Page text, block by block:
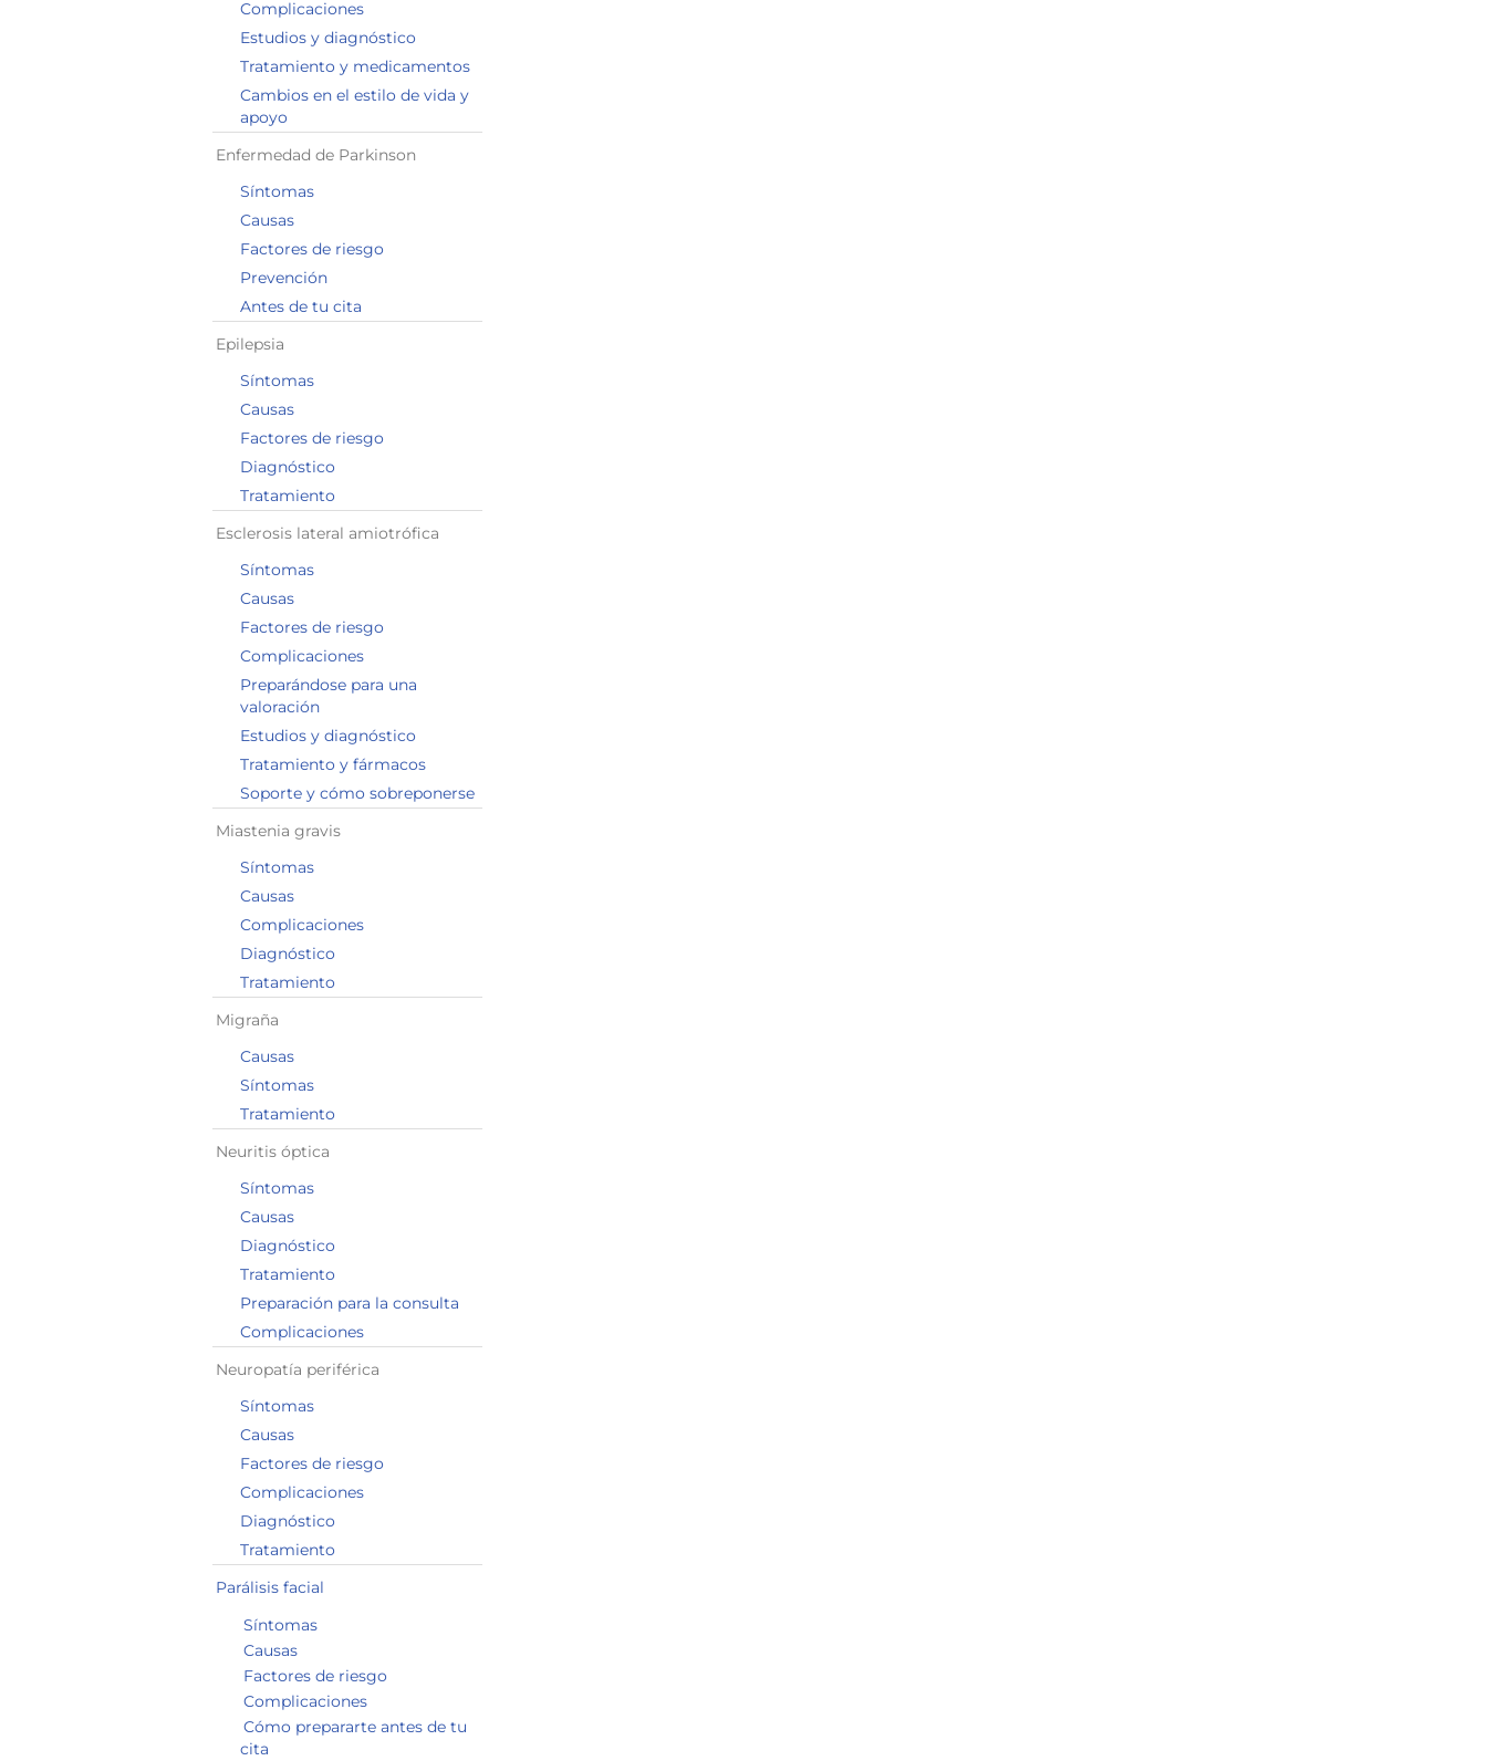
Complicaciones
Estudios y diagnóstico
Tratamiento y medicamentos
Cambios en el estilo de vida y
apoyo
Enfermedad de Parkinson
Síntomas
Causas
Factores de riesgo
Prevención
Antes de tu cita
Epilepsia
Síntomas
Causas
Factores de riesgo
Diagnóstico
Tratamiento
Esclerosis lateral amiotrófica
Síntomas
Causas
Factores de riesgo
Complicaciones
Preparándose para una
valoración
Estudios y diagnóstico
Tratamiento y fármacos
Soporte y cómo sobreponerse
Miastenia gravis
Síntomas
Causas
Complicaciones
Diagnóstico
Tratamiento
Migraña
Causas
Síntomas
Tratamiento
Neuritis óptica
Síntomas
Causas
Diagnóstico
Tratamiento
Preparación para la consulta
Complicaciones
Neuropatía periférica
Síntomas
Causas
Factores de riesgo
Complicaciones
Diagnóstico
Tratamiento
Parálisis facial
Síntomas
Causas
Factores de riesgo
Complicaciones
Cómo prepararte antes de tu
cita